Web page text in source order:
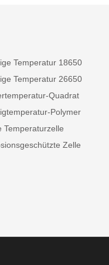
Temperatur 18650
Temperatur 26650
Quadrat
Polymer
Temperaturzelle
Zelle